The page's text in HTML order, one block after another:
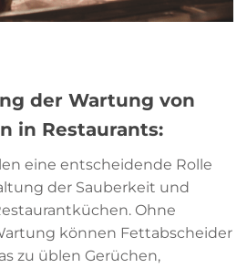
der Wartung von
in Restaurants:
eine entscheidende Rolle
der Sauberkeit und
Ohne
können Fettabscheider
zu üblen Gerüchen,